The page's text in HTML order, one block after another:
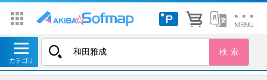
トップ ＞ 新製品予約・発売日カレンダー
新製品予約・発売日カレンダー